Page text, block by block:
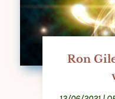
Ron